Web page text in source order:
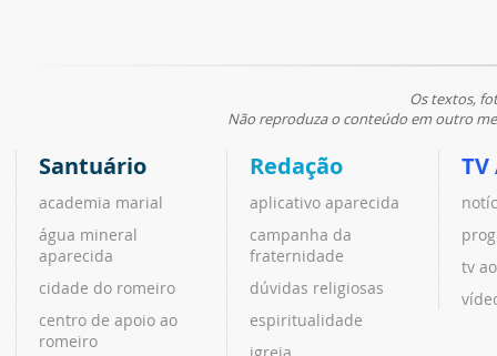
Os textos,
Não reproduza o conteúdo em outro
Santuário
academia marial
água mineral
aparecida
cidade do romeiro
centro de apoio ao
romeiro
Redação
aplicativo aparecida
campanha da
fraternidade
dúvidas religiosas
espiritualidade
igreja
tv